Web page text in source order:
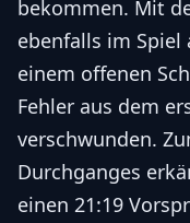
bekommen. Mit
ebenfalls im Spiel
einem offenen
Fehler aus dem
verschwunden.
Durchganges
einen 21:19